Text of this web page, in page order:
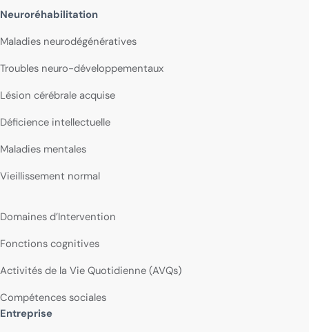
Neuroréhabilitation
Maladies neurodégénératives
Troubles neuro-développementaux
Lésion cérébrale acquise
Déficience intellectuelle
Maladies mentales
Vieillissement normal
Domaines d’Intervention
Fonctions cognitives
Activités de la Vie Quotidienne (AVQs)
Compétences sociales
Entreprise